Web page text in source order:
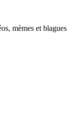
mèmes et blagues